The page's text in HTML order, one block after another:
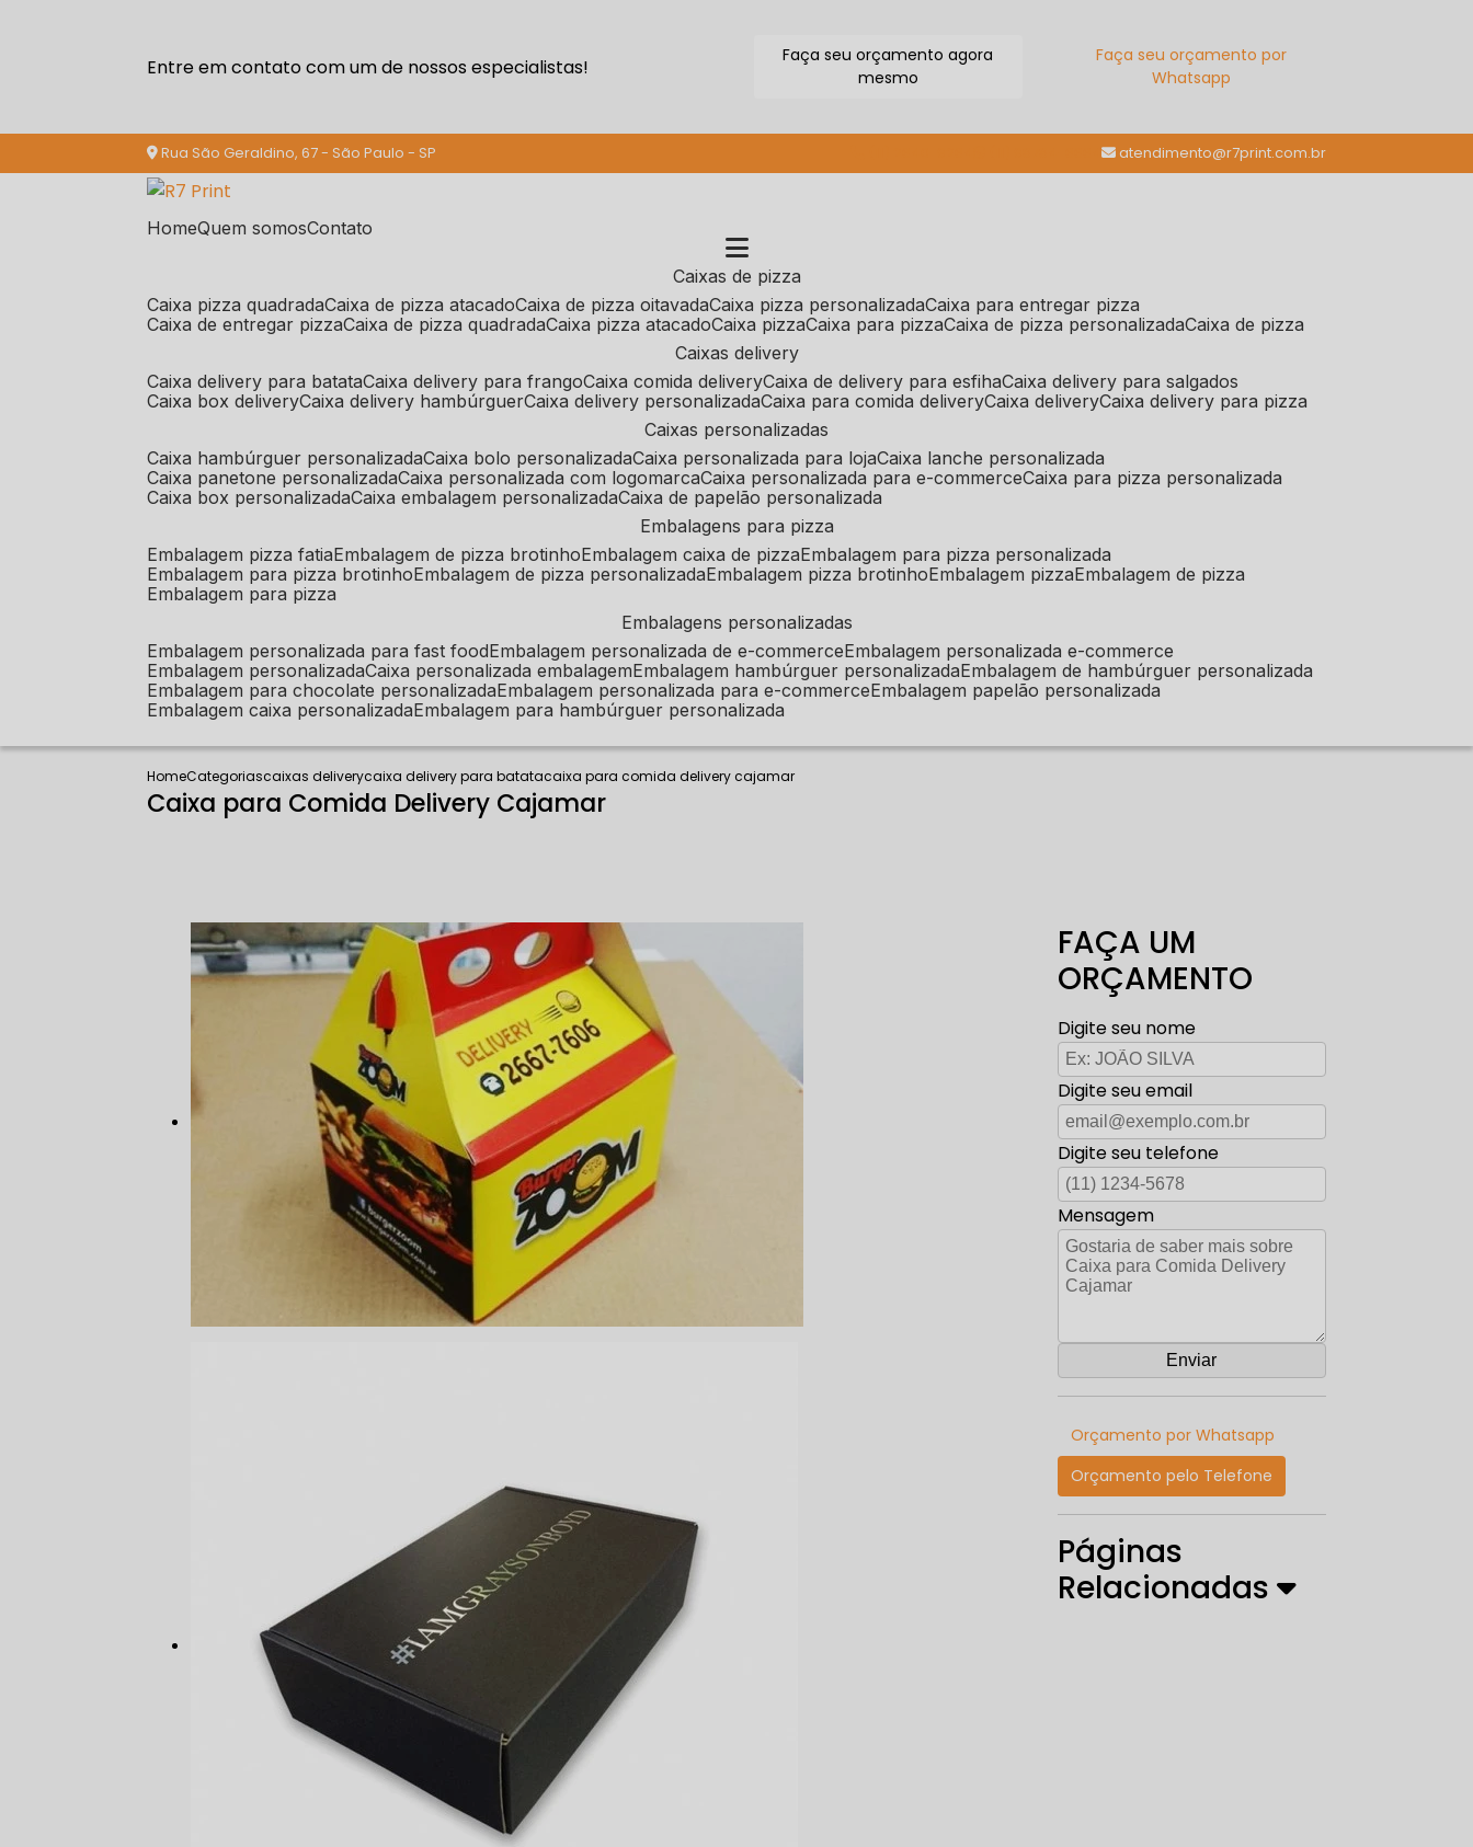
Entre em contato com um de nossos especialistas!
Faça seu orçamento agora
mesmo
Faça seu orçamento por
Whatsapp
Rua São Geraldino, 67 - São Paulo - SP atendimento@r7print.com.br
Home Quem somos Contato
caixas de pizza
caixa pizza quadrada caixa de pizza atacado caixa de pizza oitavada caixa pizza personalizada caixa para entregar pizza
caixa de entregar pizza caixa de pizza quadrada caixa pizza atacado caixa pizza caixa para pizza caixa de pizza personalizada caixa de pizza
caixas delivery
caixa delivery para batata caixa delivery para frango caixa comida delivery caixa de delivery para esfiha caixa delivery para salgados
caixa box delivery caixa delivery hambúrguer caixa delivery personalizada caixa para comida delivery caixa delivery caixa delivery para pizza
caixas personalizadas
caixa hambúrguer personalizada caixa bolo personalizada caixa personalizada para loja caixa lanche personalizada
caixa panetone personalizada caixa personalizada com logomarca caixa personalizada para e-commerce caixa para pizza personalizada
caixa box personalizada caixa embalagem personalizada caixa de papelão personalizada
embalagens para pizza
embalagem pizza fatia embalagem de pizza brotinho embalagem caixa de pizza embalagem para pizza personalizada
embalagem para pizza brotinho embalagem de pizza personalizada embalagem pizza brotinho embalagem pizza embalagem de pizza
embalagem para pizza
embalagens personalizadas
embalagem personalizada para fast food embalagem personalizada de e-commerce embalagem personalizada e-commerce
embalagem personalizada caixa personalizada embalagem embalagem hambúrguer personalizada embalagem de hambúrguer personalizada
embalagem para chocolate personalizada embalagem personalizada para e-commerce embalagem papelão personalizada
embalagem caixa personalizada embalagem para hambúrguer personalizada
HomeCategoriascaixas deliverycaixa delivery para batatacaixa para comida delivery cajamar
Caixa para Comida Delivery Cajamar
FAÇA UM
ORÇAMENTO
Digite seu nome
Digite seu email
Digite seu telefone
Mensagem
Orçamento por Whatsapp
Orçamento pelo Telefone
Páginas
Relacionadas